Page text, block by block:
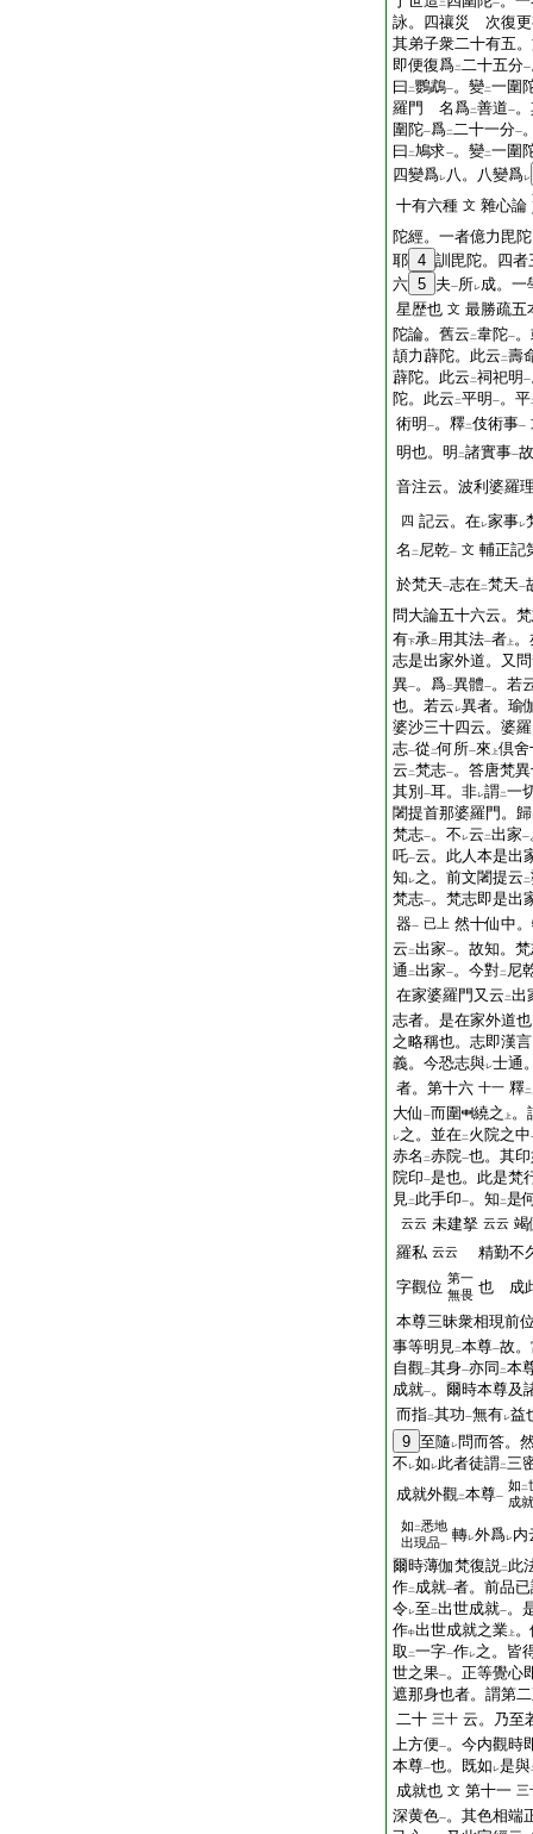
二 一
詠。四禳災 次復
其弟子衆二十有五
即便復爲二二十五分一
曰 二鸚鵡一。變二一圍
羅門 名爲二善道一
圍陀一爲二二十一分一
曰 二鳩求一。變二一圍
四變爲レ八。八變爲レ
十有六種 文 雜心論
陀經。一者億力毘
耶 4 訓毘陀。四者
六 5 夫一所レ成。一
星歴也 文 最勝疏五
陀論。舊云 二韋陀一
頡力薜陀。此云 二壽
薜陀。此云 二祠祀明 一
陀。此云 二平明 一。平
術明 一。釋二伎術事一
明也。明 二諸實事一故
音注云。波利婆羅
四 記云。在レ家事レ
名 二 尼乾一 文 輔正記
於梵天一志在二梵天一
問大論五十六云。
有下承二 用其法一者 上 。
志是出家外道。又
異一。爲二異體一。若
也。若云 レ異者。瑜
婆沙三十四云。婆
志一從 二何所一來 上倶舍
云 二梵志一。答唐梵
其別 一耳。非レ謂二一
闍提首那婆羅門。歸
梵志一。不 レ云 二出家一
吒一云。此人本是出
知 レ之。前文闍提云 二
梵志一。梵志即是出
器一 已上 然十仙中
云 二出家一。故知。
通 二出家一。今對二 尼
在家婆羅門又云 二出
志者。是在家外道
之略稱也。志即漢
義。今恐志與レ士通
者。第十六 十一 釋二
大仙 一而圍 繞之 上 。
レ之。並在二 火院之中
赤名 二赤院一也。其
院印一是也。此是梵
見二 此手印一。知 二是
云云 未建拏 云云 竭
羅私 云云
精勤不
字觀位 第一
無畏 也 成
本尊三昧衆相現前
事等明見二本尊一故
自觀二其身一亦同 二本
成就一。爾時本尊及
而指二其功一無有レ益
9 至隨 レ問而答。
不 レ如 レ此者徒謂二三
成就外觀二本尊一
如 二
成
如 二悉地
出現品一
轉レ外爲レ内
爾時薄伽梵復説二 此
作二 成就一者。前品
令レ至 二出世成就一。
作中出世成就之業 上
取 二一字一作レ之。皆
世之果一。正等覺心
遮那身也者。謂第
二十 三十 云。乃至
上方便一。今内觀時
本尊一也。既如 レ是與
成就也 文 第十一 三
深黄色一。其色相端